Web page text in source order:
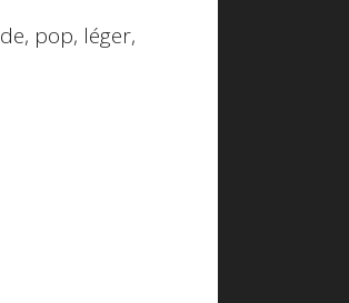
pop, léger,